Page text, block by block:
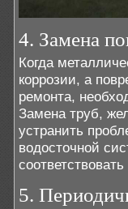
4. Замена
Когда
коррозии, а
ремонта,
Замена труб,
устранить
водосточной
5.